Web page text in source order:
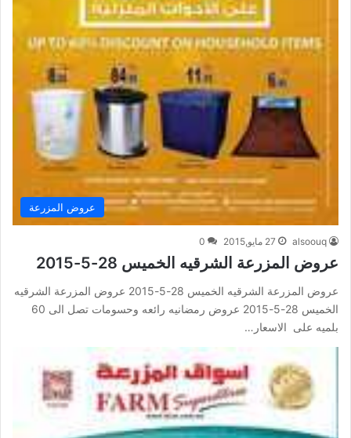
عروض المزرعة
alsoouq 27 مايو,2015 0
عروض المزرعة الشرقيه الخميس 28-5-2015
عروض المزرعة الشرقيه الخميس 28-5-2015 عروض المزرعة الشرقيه
الخميس 28-5-2015 عروض رمضانيه رائعه وحسومات تصل الى 60
بلميه على الاسعار…